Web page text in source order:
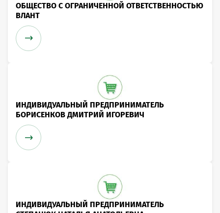
ОБЩЕСТВО С ОГРАНИЧЕННОЙ ОТВЕТСТВЕННОСТЬЮ
ВЛАНТ
ИНДИВИДУАЛЬНЫЙ ПРЕДПРИНИМАТЕЛЬ
БОРИСЕНКОВ ДМИТРИЙ ИГОРЕВИЧ
ИНДИВИДУАЛЬНЫЙ ПРЕДПРИНИМАТЕЛЬ